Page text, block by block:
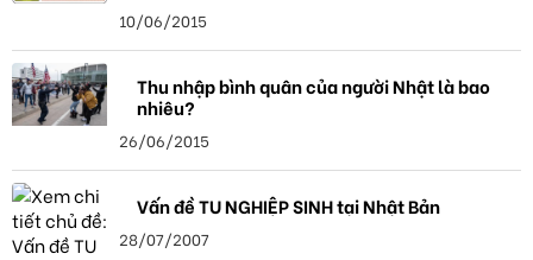
10/06/2015
Thu nhập bình quân của người Nhật là bao
nhiêu?
26/06/2015
Vấn đề TU NGHIỆP SINH tại Nhật Bản
28/07/2007